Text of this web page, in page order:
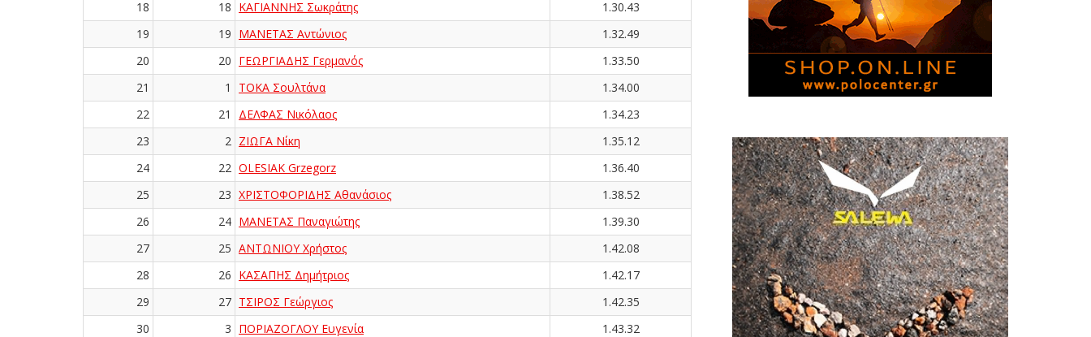
18
18 ΚΑΓΙΑΝΝΗΣ Σωκράτης
1.30.43
19
19 ΜΑΝΕΤΑΣ Αντώνιος
1.32.49
20
20 ΓΕΩΡΓΙΑΔΗΣ Γερμανός
1.33.50
21
1 ΤΟΚΑ Σουλτάνα
1.34.00
22
21 ΔΕΛΦΑΣ Νικόλαος
1.34.23
23
2 ΖΙΩΓΑ Νίκη
1.35.12
24
22 OLESIAK Grzegorz
1.36.40
25
23 ΧΡΙΣΤΟΦΟΡΙΔΗΣ Αθανάσιος
1.38.52
26
24 ΜΑΝΕΤΑΣ Παναγιώτης
1.39.30
27
25 ΑΝΤΩΝΙΟΥ Χρήστος
1.42.08
28
26 ΚΑΣΑΠΗΣ Δημήτριος
1.42.17
29
27 ΤΣΙΡΟΣ Γεώργιος
1.42.35
30
3 ΠΟΡΙΑΖΟΓΛΟΥ Ευγενία
1.43.32